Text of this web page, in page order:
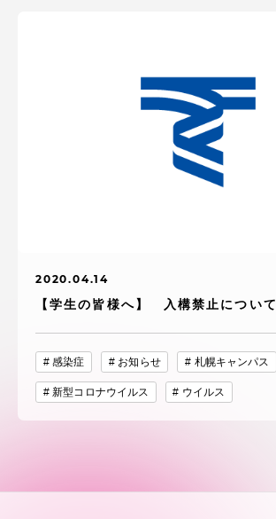
2020.04.14
【学生の皆様へ】 入構禁止について
感染症 お知らせ 札幌キャンパス
新型コロナウイルス ウイルス